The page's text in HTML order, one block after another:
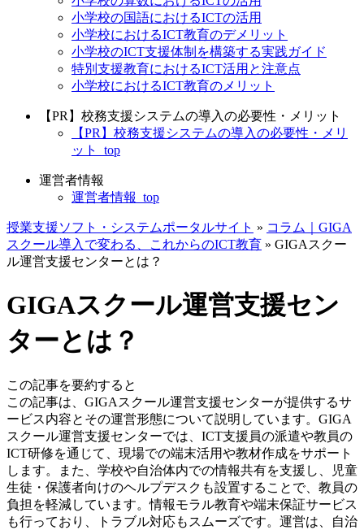
小学校の国語におけるICTの活用
小学校におけるICT教育のデメリット
小学校のICT支援体制を構築する実践ガイド
特別支援教育におけるICT活用と注意点
小学校におけるICT教育のメリット
【PR】校務支援システムの導入の必要性・メリット
【PR】校務支援システムの導入の必要性・メリ
ット_top
運営者情報
運営者情報_top
授業支援ソフト・システムポータルサイト » コラム｜GIGA
スクール導入で変わる、これからのICT教育 » GIGAスクー
ル運営支援センターとは？
GIGAスクール運営支援セン
ターとは？
この記事を要約すると
この記事は、GIGAスクール運営支援センターが提供するサ
ービス内容とその運営形態について説明しています。GIGA
スクール運営支援センターでは、ICT支援員の派遣や教員の
ICT研修を通じて、現場での端末活用や教材作成をサポート
します。また、学校や自治体内での情報共有を支援し、児童
生徒・保護者向けのヘルプデスクも設置することで、教員の
負担を軽減しています。情報モラル教育や端末保証サービス
も行っており、トラブル対応もスムーズです。運営は、自治